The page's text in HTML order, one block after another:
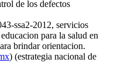
de los defectos
ssa2-2012, servicios
para la salud en
brindar orientacion.
) (estrategia nacional de